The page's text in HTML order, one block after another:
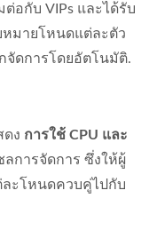
อกับ VIPs และได้รับ
มายโหนดแต่ละตัว
จัดการโดยอัตโนมัติ.
ดง การใช้ CPU และ
การจัดการ ซึ่งให้ผู้
ละโหนดควบคู่ไปกับ